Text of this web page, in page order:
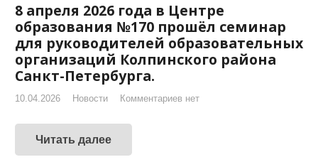
8 апреля 2026 года в Центре
образования №170 прошёл семинар
для руководителей образовательных
организаций Колпинского района
Санкт-Петербурга.
10.04.2026 Новости Комментариев нет
Читать далее